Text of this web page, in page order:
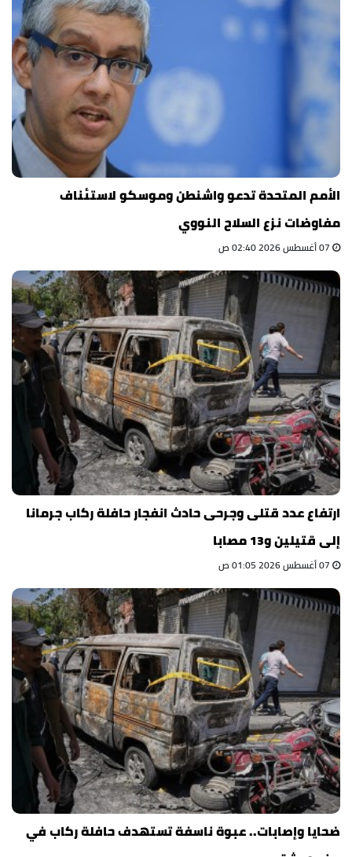
الأمم المتحدة تدعو واشنطن وموسكو لاستئناف
مفاوضات نزع السلاح النووي
ارتفاع عدد قتلى وجرحى حادث انفجار حافلة ركاب جرمانا
إلى قتيلين و13 مصابا
ضحايا وإصابات.. عبوة ناسفة تستهدف حافلة ركاب في